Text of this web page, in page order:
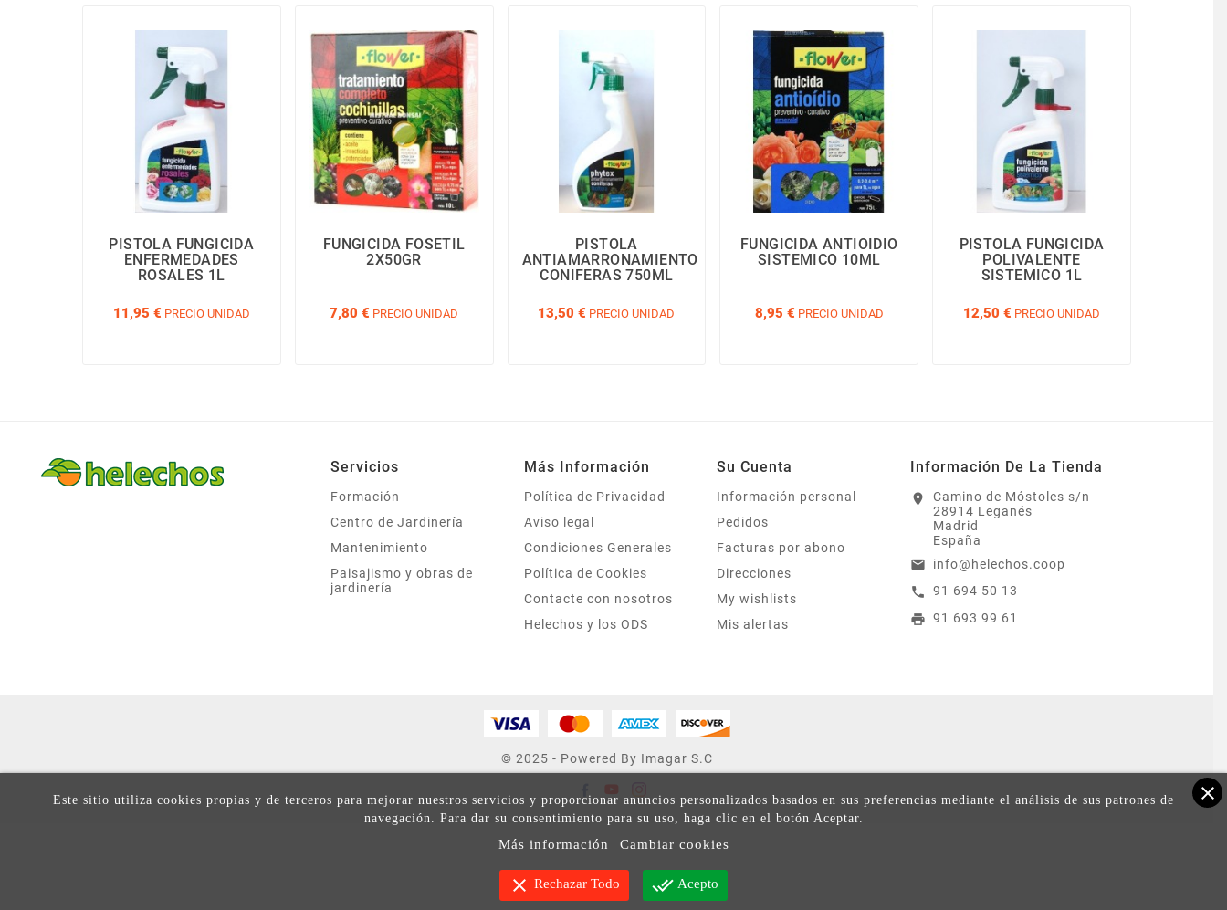
PISTOLA FUNGICIDA
ENFERMEDADES
ROSALES 1L
11,95 € PRECIO UNIDAD
FUNGICIDA FOSETIL
2X50GR
7,80 € PRECIO UNIDAD
PISTOLA
ANTIAMARRONAMIENTO
CONIFERAS 750ML
13,50 € PRECIO UNIDAD
FUNGICIDA ANTIOIDIO
SISTEMICO 10ML
8,95 € PRECIO UNIDAD
PISTOLA FUNGICIDA
POLIVALENTE
SISTEMICO 1L
12,50 € PRECIO UNIDAD
Servicios
Formación
Centro de Jardinería
Mantenimiento
Paisajismo y obras de
jardinería
Más Información
Política de Privacidad
Aviso legal
Condiciones Generales
Política de Cookies
Contacte con nosotros
Helechos y los ODS
Su Cuenta
Información personal
Pedidos
Facturas por abono
Direcciones
My wishlists
Mis alertas
Información De La Tienda
location_on
Camino de Móstoles s/n
28914 Leganés
Madrid
España
email info@helechos.coop
call 91 694 50 13
print 91 693 99 61
close
Este sitio utiliza cookies propias y de terceros para mejorar nuestros servicios y proporcionar anuncios personalizados basados en sus preferencias mediante el análisis de sus patrones de
navegación. Para dar su consentimiento para su uso, haga clic en el botón Aceptar.
Más información Cambiar cookies
clear Rechazar Todo done_all Acepto
© 2025 - Powered By Imagar S.C